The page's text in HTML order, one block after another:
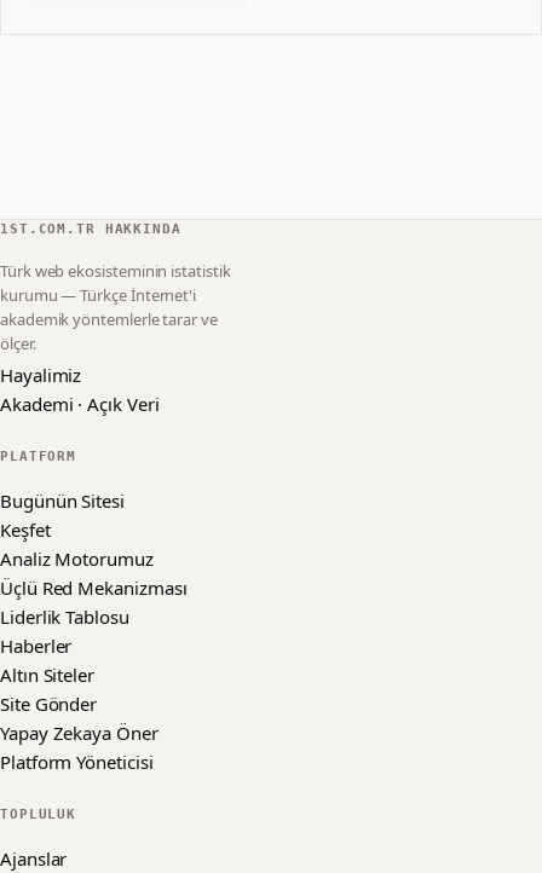
1ST.COM.TR HAKKINDA
Türk web ekosisteminin istatistik
kurumu — Türkçe İnternet'i
akademik yöntemlerle tarar ve
ölçer.
Hayalimiz
Akademi · Açık Veri
PLATFORM
Bugünün Sitesi
Keşfet
Analiz Motorumuz
Üçlü Red Mekanizması
Liderlik Tablosu
Haberler
Altın Siteler
Site Gönder
Yapay Zekaya Öner
Platform Yöneticisi
TOPLULUK
Ajanslar